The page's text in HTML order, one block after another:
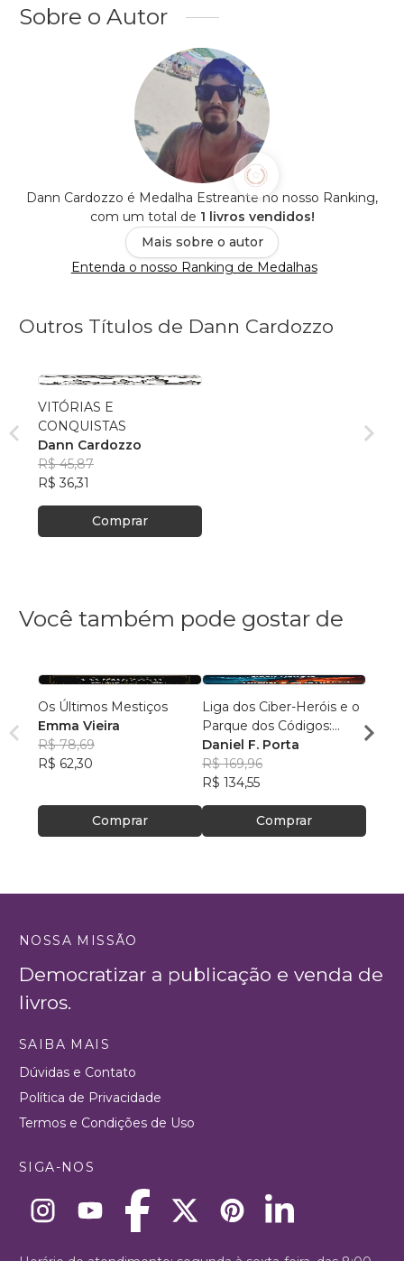
Sobre o Autor
Dann Cardozzo é Medalha Estreante no nosso Ranking,
com um total de 1 livros vendidos!
Mais sobre o autor
Entenda o nosso Ranking de Medalhas
Outros Títulos de Dann Cardozzo
VITÓRIAS E
CONQUISTAS
Dann Cardozzo
R$ 45,87
R$ 36,31
Comprar
Você também pode gostar de
Os Últimos Mestiços
Emma Vieira
R$ 78,69
R$ 62,30
Comprar
Liga dos Ciber-Heróis e o
Parque dos Códigos:
Rumo ao Desconhecido
Daniel F. Porta
R$ 169,96
R$ 134,55
Comprar
R$
NOSSA MISSÃO
Democratizar a publicação e venda de
livros.
SAIBA MAIS
Dúvidas e Contato
Política de Privacidade
Termos e Condições de Uso
SIGA-NOS